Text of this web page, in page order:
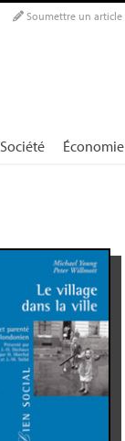
Soumettre un article
Société Économie